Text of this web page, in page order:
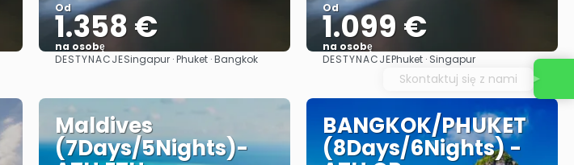
Od
1.358 €
na osobę
Zobacz
DESTYNACJESingapur · Phuket · Bangkok
Od
1.099 €
na osobę
Zobacz
DESTYNACJEPhuket · Singapur
Maldives
(7Days/5Nights)-
BANGKOK/PHUKET
(8Days/6Nights) -
Skontaktuj się z nami